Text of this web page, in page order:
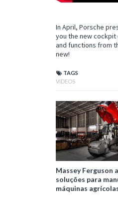
In April, Porsche
you the new cockpit
and functions from
new!
TAGS
VIDEOS
Massey Ferguson
soluções para
máquinas